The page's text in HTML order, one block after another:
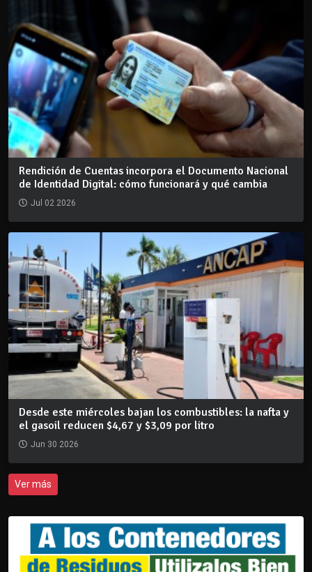
Rendición de Cuentas incorpora el Documento Nacional
de Identidad Digital: cómo funcionará y qué cambia
Jul 02 2026
Desde este miércoles bajan los combustibles: la nafta y
el gasoil reducen $4,67 y $3,09 por litro
Jun 30 2026
Ver más